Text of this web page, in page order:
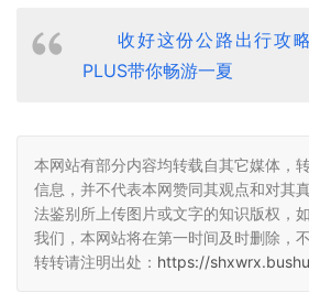
收好这份公路出行攻
PLUS带你畅游一夏
本网站有部分内容均转载自其它媒体，
信息，并不代表本网赞同其观点和对其
法鉴别所上传图片或文字的知识版权，
我们，本网站将在第一时间及时删除，
转转请注明出处： https://